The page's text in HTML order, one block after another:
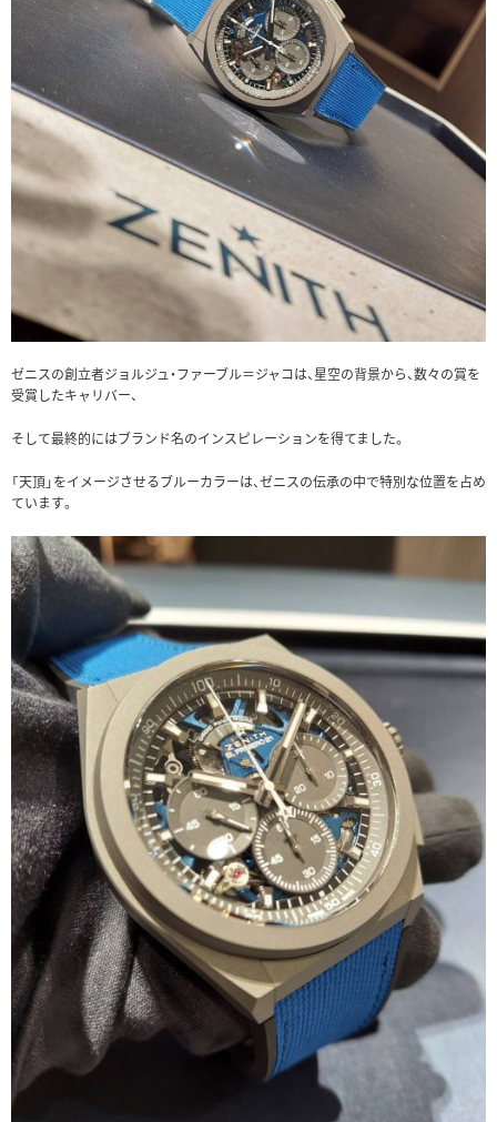
ゼニスの創立者ジョルジュ・ファーブル＝ジャコは、星空の背景から、数々の賞を
受賞したキャリバー、
そして最終的にはブランド名のインスピレーションを得てました。
「天頂」をイメージさせるブルーカラーは、ゼニスの伝承の中で特別な位置を占め
ています。